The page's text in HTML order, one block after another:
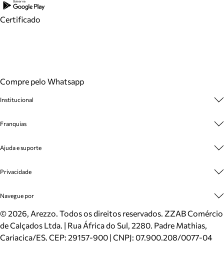
Certificado
Compre pelo Whatsapp
Institucional
Cashback
Venda Corporativa
Mapa do Site
Inverno
Mundo Arezzo
Franquias
Plano de Negócio
Ajuda e suporte
Cadastro
Meus Pedidos
Trocas e Devoluções
Cartão Presente
Localizador de lojas
Privacidade
Politica e Privacidade
Navegue por
Sapatos
Bolsas
Scarpins
©2026, Arezzo. Todos os direitos reservados. ZZAB Comércio
de Calçados Ltda. | Rua África do Sul, 2280. Padre Mathias,
Cariacica/ES. CEP: 29157-900 | CNPJ: 07.900.208/0077-04